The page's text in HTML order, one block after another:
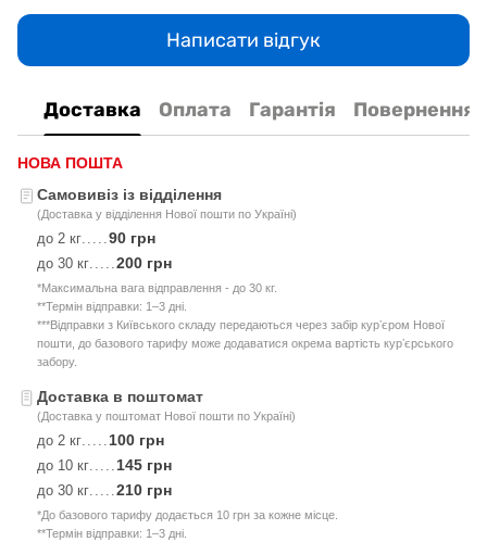
Написати відгук
Доставка Оплата Гарантія Повернення
НОВА ПОШТА
Самовивіз із відділення
(Доставка у відділення Нової пошти по Україні)
до 2 кг.....90 грн
до 30 кг.....200 грн
*Максимальна вага відправлення - до 30 кг.
**Термін відправки: 1–3 дні.
***Відправки з Київського складу передаються через забір курʼєром Нової
пошти, до базового тарифу може додаватися окрема вартість курʼєрського
забору.
Доставка в поштомат
(Доставка у поштомат Нової пошти по Україні)
до 2 кг..... 100 грн
до 10 кг..... 145 грн
до 30 кг.....210 грн
*До базового тарифу додається 10 грн за кожне місце.
**Термін відправки: 1–3 дні.